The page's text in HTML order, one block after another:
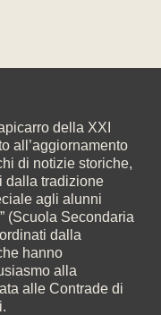
della XXI
all’aggiornamento
di notizie storiche,
dalla tradizione
agli alunni
(Scuola Secondaria
dalla
hanno
alla
alle Contrade di